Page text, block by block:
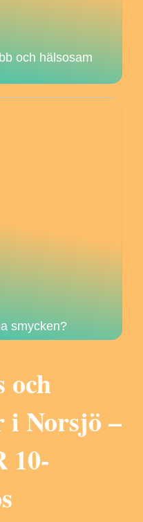
och hälsosam
smycken?
och
i Norsjö –
10-